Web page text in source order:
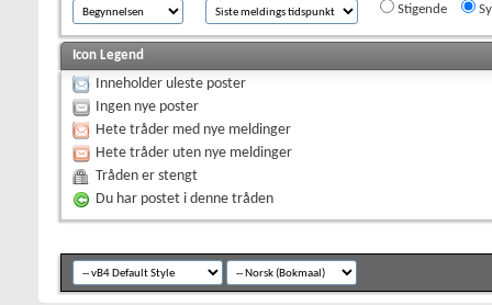
Stigende
Icon Legend
Inneholder uleste poster
Ingen nye poster
Hete tråder med nye meldinger
Hete tråder uten nye meldinger
Tråden er stengt
Du har postet i denne tråden